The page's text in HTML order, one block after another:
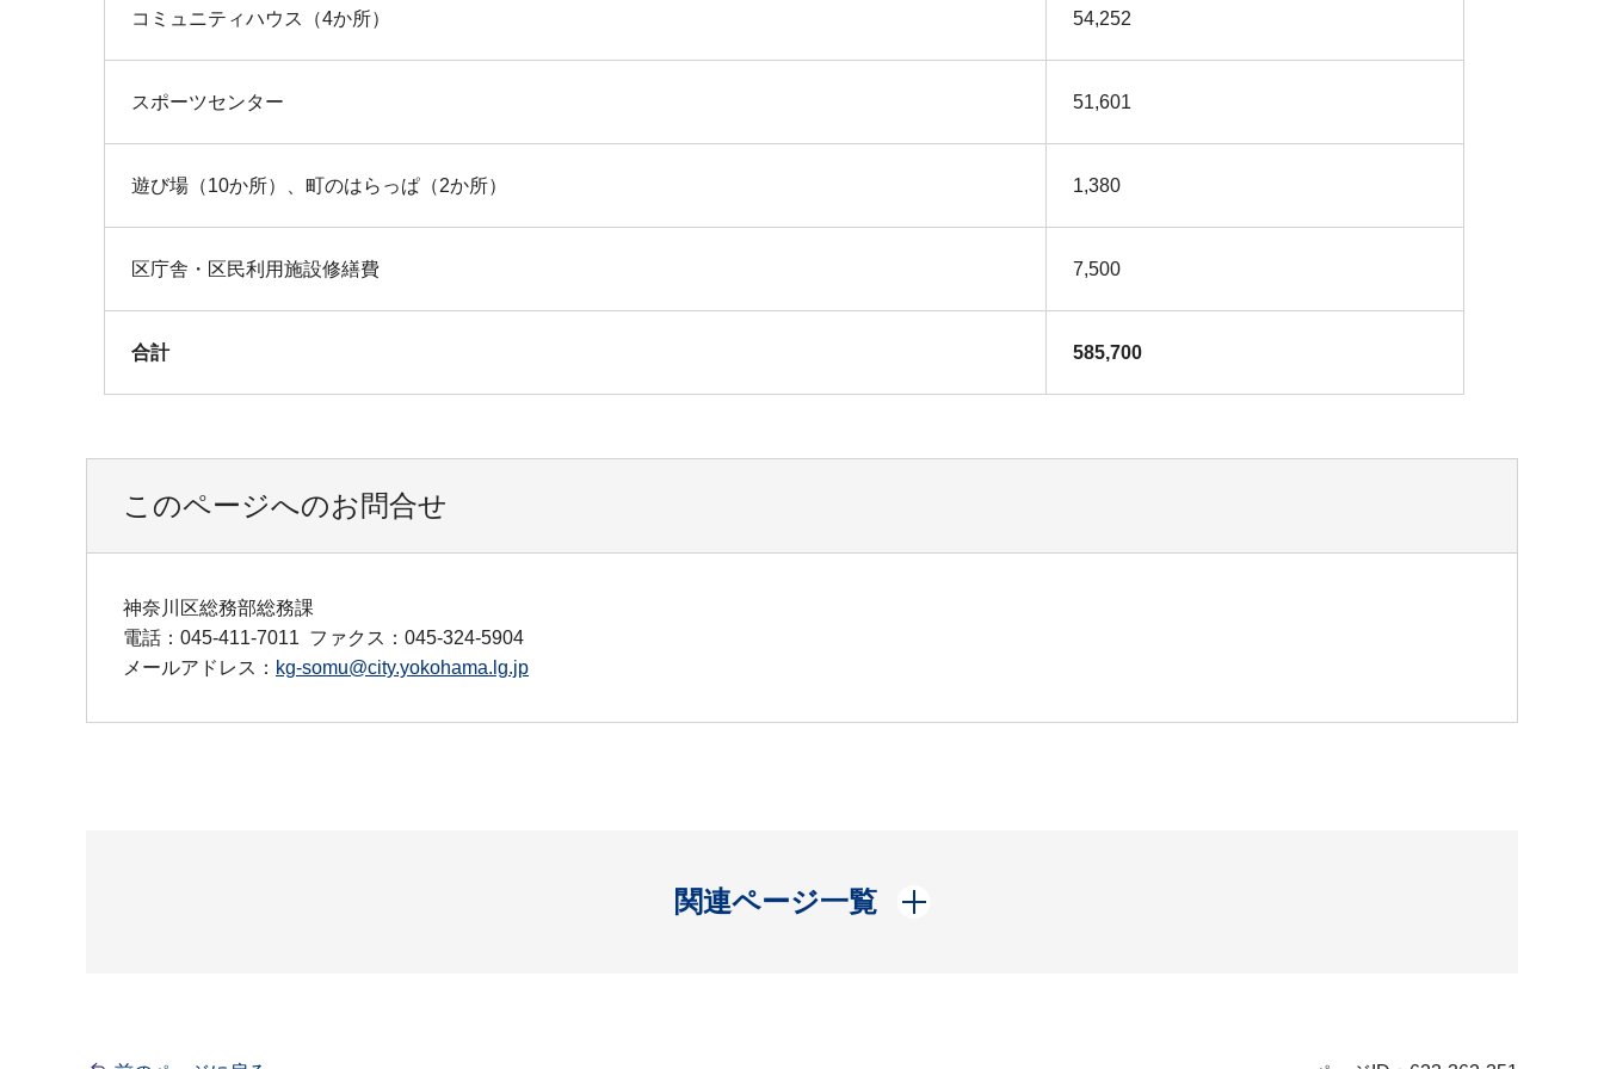
コミュニティハウス（4か所） 54,252
スポーツセンター 51,601
遊び場（10か所）、町のはらっぱ（2か所） 1,380
区庁舎・区民利用施設修繕費 7,500
合計 585,700
このページへのお問合せ
神奈川区総務部総務課
電話：045-411-7011 ファクス：045-324-5904
メールアドレス： kg-somu@city.yokohama.lg.jp
関連ページ一覧
開く